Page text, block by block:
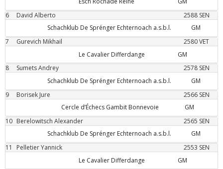
6
David Alberto 2588 SEN
Schachklub De Sprénger Echternoach a.s.b.l.
GM
7
Gurevich Mikhail 2580VET
Le Cavalier Differdange
GM
8
SumetsAndrey 2578 SEN
Schachklub De Sprénger Echternoach a.s.b.l.
GM
9
Borisek Jure 2566 SEN
Cercle d’Échecs Gambit Bonnevoie
GM
10 Berelowitsch Alexander 2565 SEN
Schachklub De Sprénger Echternoach a.s.b.l.
GM
11
PelletierYannick 2553 SEN
Le Cavalier Differdange
GM